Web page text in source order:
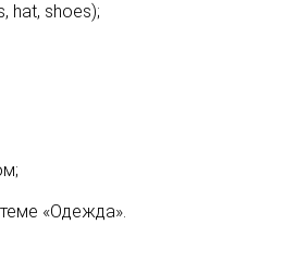
hat, shoes);
«Одежда».